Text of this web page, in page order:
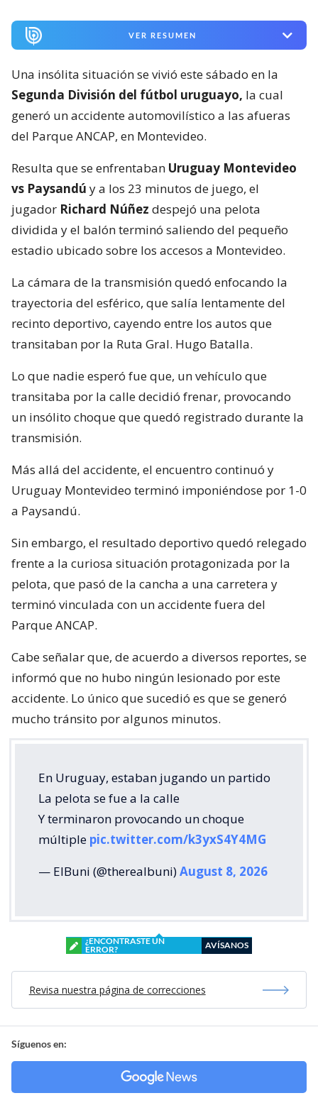
VER RESUMEN
Una insólita situación se vivió este sábado en la
Segunda División del fútbol uruguayo, la cual
generó un accidente automovilístico a las afueras
del Parque ANCAP, en Montevideo.
Resulta que se enfrentaban Uruguay Montevideo
vs Paysandú y a los 23 minutos de juego, el
jugador Richard Núñez despejó una pelota
dividida y el balón terminó saliendo del pequeño
estadio ubicado sobre los accesos a Montevideo.
La cámara de la transmisión quedó enfocando la
trayectoria del esférico, que salía lentamente del
recinto deportivo, cayendo entre los autos que
transitaban por la Ruta Gral. Hugo Batalla.
Lo que nadie esperó fue que, un vehículo que
transitaba por la calle decidió frenar, provocando
un insólito choque que quedó registrado durante la
transmisión.
Más allá del accidente, el encuentro continuó y
Uruguay Montevideo terminó imponiéndose por 1-0
a Paysandú.
Sin embargo, el resultado deportivo quedó relegado
frente a la curiosa situación protagonizada por la
pelota, que pasó de la cancha a una carretera y
terminó vinculada con un accidente fuera del
Parque ANCAP.
Cabe señalar que, de acuerdo a diversos reportes, se
informó que no hubo ningún lesionado por este
accidente. Lo único que sucedió es que se generó
mucho tránsito por algunos minutos.
En Uruguay, estaban jugando un partido
La pelota se fue a la calle
Y terminaron provocando un choque
múltiple pic.twitter.com/k3yxS4Y4MG
— ElBuni (@therealbuni)August 8, 2026
¿ENCONTRASTE UN
ERROR?
AVÍSANOS
Revisa nuestra página de correcciones
Síguenos en: